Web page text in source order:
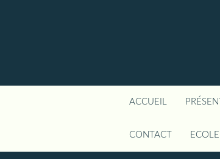
ACCUEIL
CONTACT